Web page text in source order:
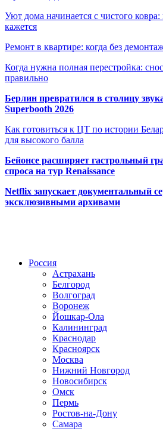
Уют дома начинается с чистого
кажется
Ремонт в квартире: когда без
Когда нужна полная перестройка:
правильно
Берлин превратился в столицу
Superbooth 2026
Как готовиться к ЦТ по истории
для высокого балла
Бейонсе расширяет гастрольный
спроса на тур Renaissance
Netflix запускает документальный
эксклюзивными архивами
Россия
Астрахань
Белгород
Волгоград
Воронеж
Йошкар-Ола
Калининград
Краснодар
Красноярск
Москва
Нижний Новгород
Новосибирск
Омск
Пермь
Ростов-на-Дону
Самара